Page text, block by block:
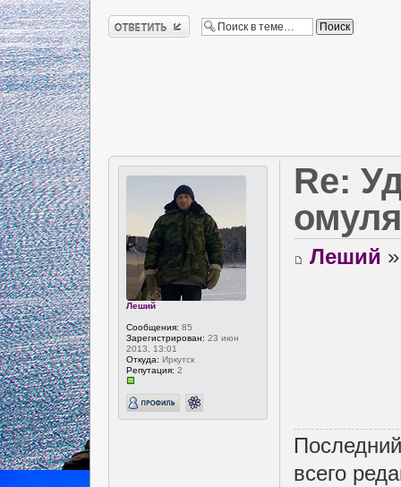
Ответить
Леший
Сообщения: 85
Зарегистрирован: 23 июн
2013, 13:01
Откуда: Иркутск
Репутация: 2
Re:
омуля
Леший
всего